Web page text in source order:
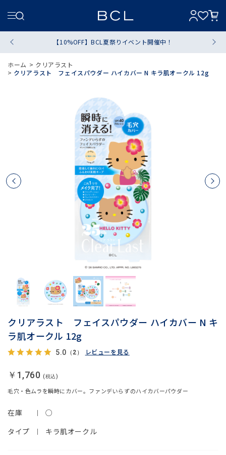
【10%OFF】BCL夏祭りイベント開催中！
ホーム > クリアラスト
> クリアラスト フェイスパウダー ハイカバー N キラ肌オークル 12g
クリアラスト フェイスパウダー ハイカバー N キ
ラ肌オークル 12g
5.0 （2） レビューを見る
毛穴・色ムラを瞬時にカバー。ファンデいらずのハイカバーパウダー
￥1,760
タイプ キラ肌オークル
在庫 ○